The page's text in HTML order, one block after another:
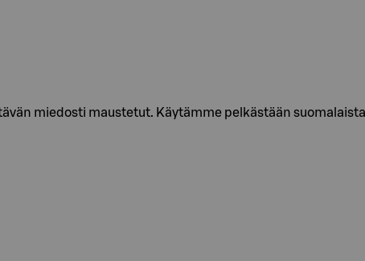
miedosti maustetut. Käytämme pelkästään